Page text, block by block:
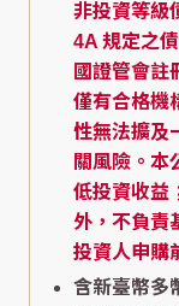
非投資等級
4A 規定之
國證管會註
僅有合格機
性無法擴及
關風險。本
低投資收益
外，不負責
投資人申購
含新臺幣多